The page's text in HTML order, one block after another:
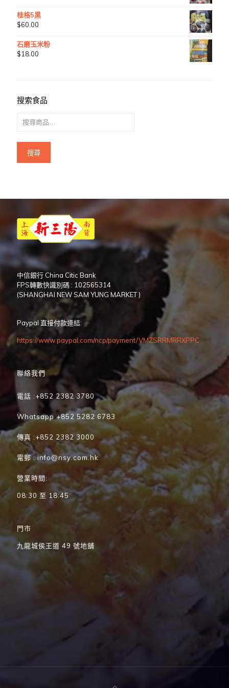
桂格5黒
$60.00
石磨玉米粉
$18.00
搜索食品
搜尋
中信銀行 China Citic Bank
FPS轉數快識別碼 : 102565314
(SHANGHAI NEW SAM YUNG MARKET )
Paypal 直接付款連結:
https://www.paypal.com/ncp/payment/VMZSRRMRRXPPC
聯絡我們
電話 :+852 2382 3780
Whatsapp +852 5282 6783
傳真 :+852 2382 3000
電郵 : info@nsy.com.hk
營業時間:
08:30 至 18:45
門市
九龍城侯王道 49 號地舖